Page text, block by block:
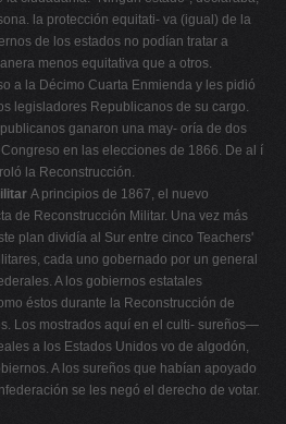
la protección equitati- va (igual) de la
de los estados no podían tratar a
menos equitativa que a otros.
a la Décimo Cuarta Enmienda y les pidió
legisladores Republicanos de su cargo.
ganaron una may- oría de dos
en las elecciones de 1866. De al í
la Reconstrucción.
A principios de 1867, el nuevo
de Reconstrucción Militar. Una vez más
plan dividía al Sur entre cinco Teachers'
cada uno gobernado por un general
A los gobiernos estatales
éstos durante la Reconstrucción de
Los mostrados aquí en el culti- sureños—
a los Estados Unidos vo de algodón,
A los sureños que habían apoyado
se les negó el derecho de votar.